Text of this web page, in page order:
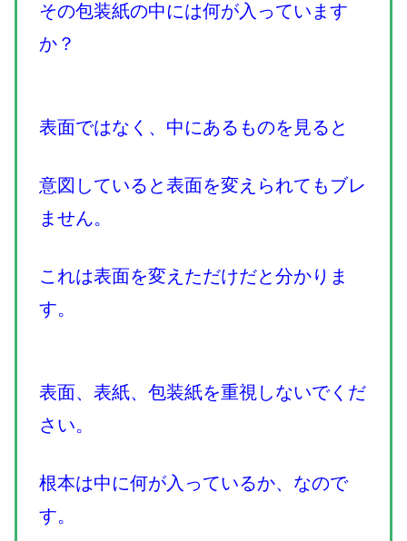
その包装紙の中には何が入っています
か？
表面ではなく、中にあるものを見ると
意図していると表面を変えられてもブレ
ません。
これは表面を変えただけだと分かりま
す。
表面、表紙、包装紙を重視しないでくだ
さい。
根本は中に何が入っているか、なので
す。